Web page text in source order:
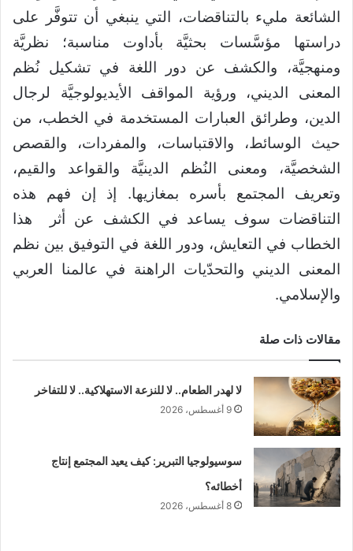
الشائعة مليء بالتناقضات، التي ينبغي أن تتوفَّر على
دراستها مؤسَّسات بحثيَّة بأداوت مناسبة؛ نظريَّة
ومنهجيَّة، والكشف عن دور اللغة في تشكيل نُظم
المعنى الديني، ورؤية المواقف الأيديولوجيَّة لرجال
الدين، وطرائق العبارات المستخدمة في الخطب، من
حيث الوسائط، والاقتباسات، والمفردات، والقصص
الشخصيَّة، ومعنى النُظم الدينيَّة والقواعد والقيم،
وتعريف المجتمع بأسره بمغازيها. إذ إن فهم هذه
التناقضات سوف يساعد في الكشف عن أثر هذا
الخطاب في التعايش، ودور اللغة في التوفيق بين نظم
المعنى الديني والتحدّيات الراهنة في عالمنا العربي
والإسلامي.
مقالات ذات صلة
لا لهدر الطعام.. لا للنزعة الاستهلاكية.. لا للتفاخر
9 أغسطس، 2026
سوسيولوجيا التبرير: كيف يعيد المجتمع إنتاج
أخطائه؟
8 أغسطس، 2026